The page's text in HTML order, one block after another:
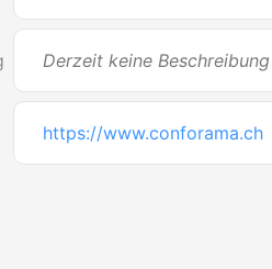
Derzeit keine Beschreibung
https://www.conforama.ch